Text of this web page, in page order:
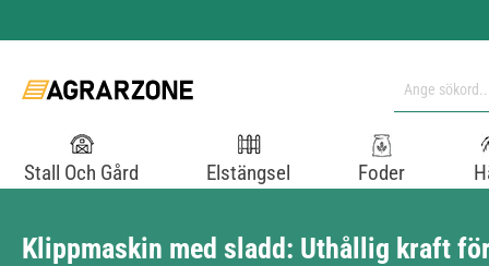
Stall Och Gård Elstängsel Foder
Klippmaskin med sladd: Uthållig kraft